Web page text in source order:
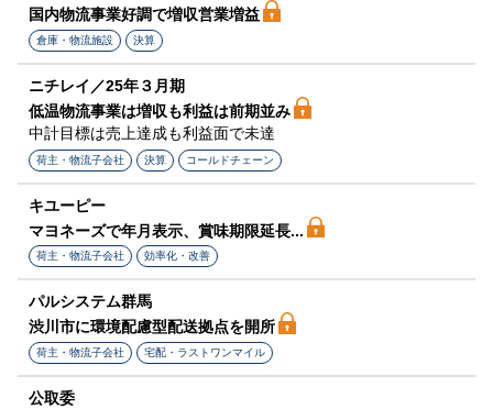
国内物流事業好調で増収営業増益
倉庫・物流施設 決算
ニチレイ／25年３月期
低温物流事業は増収も利益は前期並み
中計目標は売上達成も利益面で未達
荷主・物流子会社 決算 コールドチェーン
キユーピー
マヨネーズで年月表示、賞味期限延長...
荷主・物流子会社 効率化・改善
パルシステム群馬
渋川市に環境配慮型配送拠点を開所
荷主・物流子会社 宅配・ラストワンマイル
公取委